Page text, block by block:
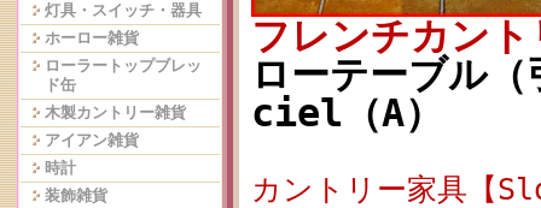
灯具・スイッチ・器具
ホーロー雑貨
ローラートップブレッ
ド缶
木製カントリー雑貨
アイアン雑貨
時計
装飾雑貨
フレンチカン
ローテーブル
ciel（A）
カントリー家具【